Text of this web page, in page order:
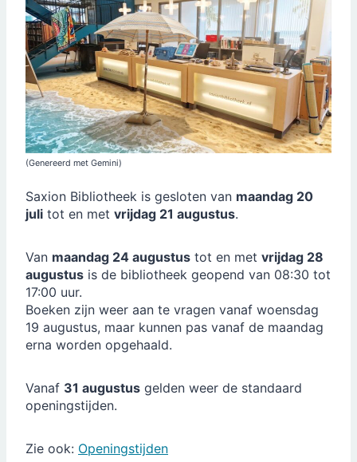
(Genereerd met Gemini)
Saxion Bibliotheek is gesloten van maandag 20
juli tot en met vrijdag 21 augustus.
Van maandag 24 augustus tot en met vrijdag 28
augustus is de bibliotheek geopend van 08:30 tot
17:00 uur.
Boeken zijn weer aan te vragen vanaf woensdag
19 augustus, maar kunnen pas vanaf de maandag
erna worden opgehaald.
Vanaf 31 augustus gelden weer de standaard
openingstijden.
Zie ook: Openingstijden